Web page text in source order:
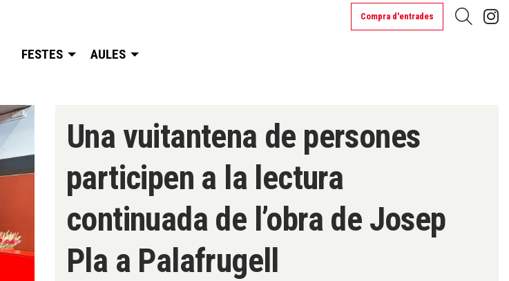
Compra d'entrades
FESTES AULES
Una vuitantena de persones
participen a la lectura
continuada de l’obra de Josep
Pla a Palafrugell